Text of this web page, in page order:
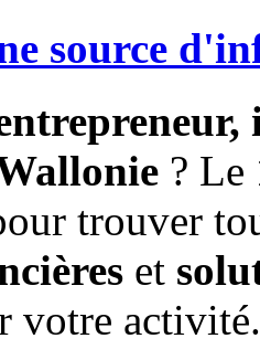
source
? Le
trouver
et
votre activité.